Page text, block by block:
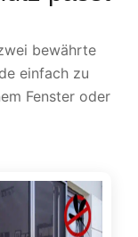
bewährte
einfach zu
Fenster oder